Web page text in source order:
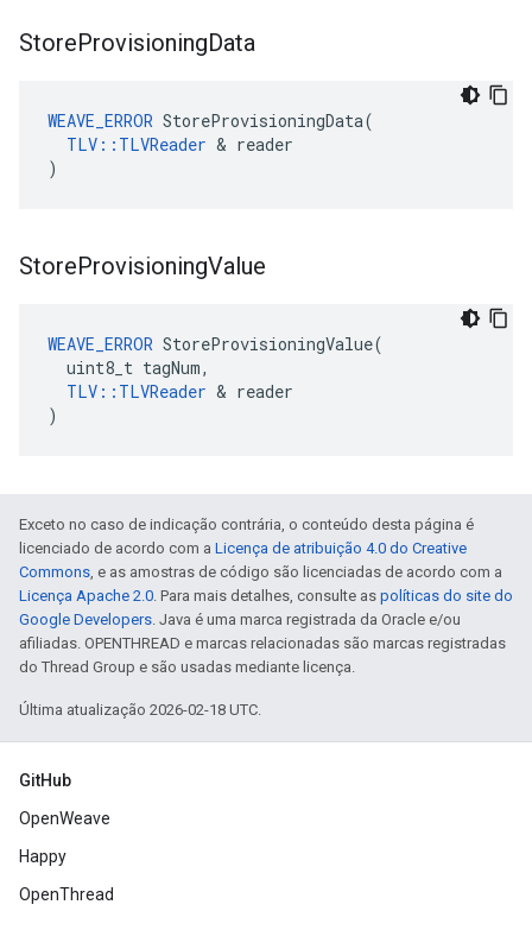
StoreProvisioningData
WEAVE_ERROR StoreProvisioningData(
TLV::TLVReader & reader
)
StoreProvisioningValue
WEAVE_ERROR StoreProvisioningValue(
  uint8_t tagNum,
TLV::TLVReader & reader
)
Exceto no caso de indicação contrária, o conteúdo desta página é
licenciado de acordo com a Licença de atribuição 4.0 do Creative
Commons, e as amostras de código são licenciadas de acordo com a
Licença Apache 2.0. Para mais detalhes, consulte as políticas do site do
Google Developers. Java é uma marca registrada da Oracle e/ou
afiliadas. OPENTHREAD e marcas relacionadas são marcas registradas
do Thread Group e são usadas mediante licença.
Última atualização 2026-02-18 UTC.
GitHub
OpenWeave
Happy
OpenThread